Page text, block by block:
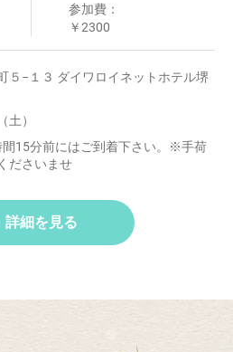
参加費：
￥2300
５−１３ ダイワロイネットホテル堺
土）
15分前にはご到着下さい。※手荷
ださいませ
詳細を見る